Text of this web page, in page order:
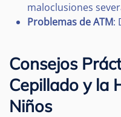
maloclusiones
Problemas de ATM:
Consejos
Cepillado y la
Niños